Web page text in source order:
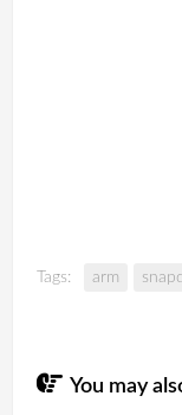
Tags: arm
You may